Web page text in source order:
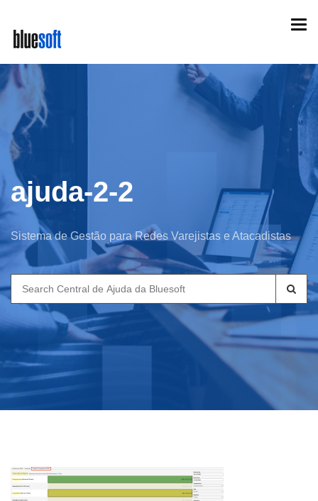
main
content
ajuda-2-2
Sistema de Gestão para Redes Varejistas e Atacadistas
Search
for: